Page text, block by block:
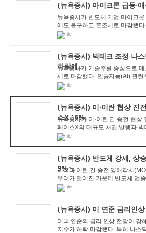
(뉴욕증시) 마이크론 급등·
뉴욕증시가 반도체 기업 마이크
에도 불구하고 혼조세로 마감했
른 비용 부담 우려와 애플의 제품
(뉴욕증시) 빅테크 조정 나
하락에...
뉴욕증시가 기술주를 중심으로
세로 마감했다. 인공지능(AI) 관련
지면서 나스닥 지수와 S&P500 지
(뉴욕증시) 미·이란 협상 진
스X 16% ↓
뉴욕증시가 미·이란 간 종전 협상
페이스X의 대규모 채권 발행과 빅
혼조세로 마감했다. 하지만 이번 기
(뉴욕증시) 반도체 강세, 상
9%↑
미국과 이란 간 종전 양해각서
우려가 덜어진 가운데 반도체 업
다. 18일 뉴욕증시에서 다우존스
(뉴욕증시) 미 연준 금리인
미국 연준의 금리 인상 전망이 강
지수가 하락 마감했다. 특히 나스